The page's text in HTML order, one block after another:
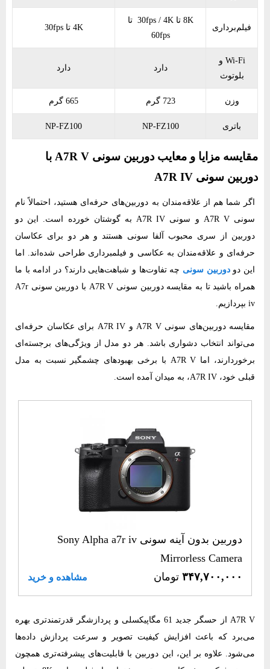
فیلم‌برداری
8K تا 30fps / 4K تا
60fps
4K تا 30fps
Wi-Fi و
بلوتوث
دارد دارد
وزن 723 گرم 665 گرم
باتری NP-FZ100
NP-FZ100
مقایسه مزایا و معایب دوربین سونی A7R V با
دوربین سونی A7R IV
اگر شما هم از علاقه‌مندان به دوربین‌های حرفه‌ای هستید، احتمالاً نام
سونی A7R V و سونی A7R IV به گوشتان خورده است. این دو
دوربین از سری محبوب آلفا سونی هستند و هر دو برای عکاسان
حرفه‌ای و علاقه‌مندان به عکاسی و فیلمبرداری طراحی شده‌اند. اما
این دودوربین سونی چه تفاوت‌ها و شباهت‌هایی دارند؟ در ادامه با ما
همراه باشید تا به مقایسه دوربین سونی A7R V با دوربین سونی A7r
iv بپردازیم.
مقایسه دوربین‌های سونی A7R V و A7R IV برای عکاسان حرفه‌ای
می‌تواند انتخاب دشواری باشد. هر دو مدل از ویژگی‌های برجسته‌ای
برخوردارند، اما A7R V با برخی بهبودهای چشمگیر نسبت به مدل
قبلی خود، A7R IV، به میدان آمده است.
دوربین بدون آینه سونی Sony Alpha a7r iv
Mirrorless Camera
۳۴۷,۷۰۰,۰۰۰ تومان مشاهده و خرید
A7R V از حسگر جدید 61 مگاپیکسلی و پردازشگر قدرتمندتری بهره
می‌برد که باعث افزایش کیفیت تصویر و سرعت پردازش داده‌ها
می‌شود. علاوه بر این، این دوربین با قابلیت‌های پیشرفته‌تری همچون